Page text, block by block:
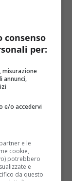
scienza ha
impedire
. Tra le tante
fase di
PET E
nuovo
effetti,
insegna
a
e a
sono giunti
per:
misurazione
annunci,
e/o accedervi
e le
cookie,
potrebbero
e
da questo